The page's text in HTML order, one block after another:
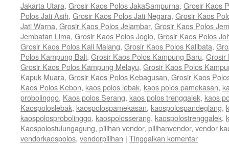
Jakarta Utara, Grosir Kaos Polos JakaSampurna, Grosir Kaos
Polos Jati Asih, Grosir Kaos Polos Jati Negara, Grosir Kaos
Jati Warna, Grosir Kaos Polos Jelambar, Grosir Kaos Polos
Jembatan Lima, Grosir Kaos Polos Joglo, Grosir Kaos Polos
Grosir Kaos Polos Kali Malang, Grosir Kaos Polos Kalibata,
Polos Kampung Bali, Grosir Kaos Polos Kampung Baru, Grosir
Grosir Kaos Polos Kampung Melayu, Grosir Kaos Polos
Kapuk Muara, Grosir Kaos Polos Kebagusan, Grosir Kaos
Kaos Polos Kebon, kaos polos lebak, kaos polos pamekasan,
probolinggo, Kaos polos Serang, kaos polos trenggalek, kaos
Kaospoloslebak, kaospolospamekasan, kaospolospandeglang,
kaospolosprobolinggo, kaospolosserang, kaospolostrenggalek,
Kaospolostulungagung, pilihan vendor, pilihanvendor, vendor
vendorkaospolos, vendorpilihan | Tinggalkan komentar